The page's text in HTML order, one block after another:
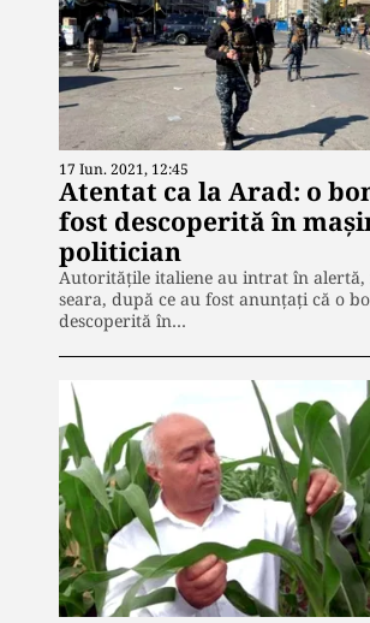
17 Iun. 2021, 12:45
Atentat ca la Arad: o
fost descoperită în
politician
Autoritățile italiene au intrat în
seara, după ce au fost anunțați că o
descoperită în…